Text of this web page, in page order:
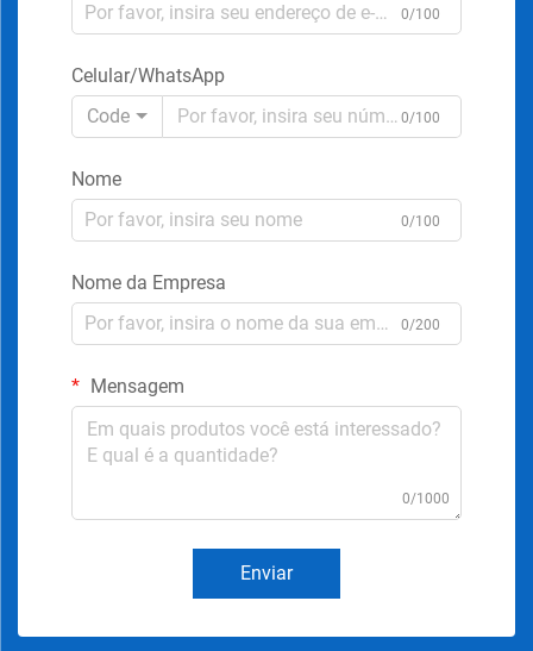
0/100
Celular/WhatsApp
Code
0/100
Nome
0/100
Nome da Empresa
0/200
Mensagem
0/1000
Enviar